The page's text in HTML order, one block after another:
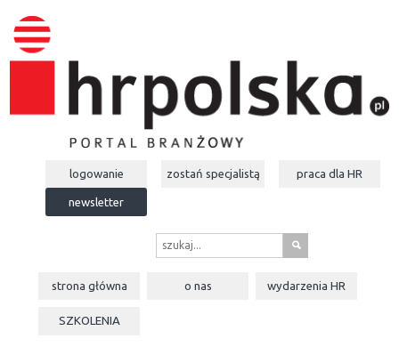
logowanie zostań specjalistą praca dla HR
newsletter
s
strona główna o nas wydarzeniaHR
SZKOLENIA